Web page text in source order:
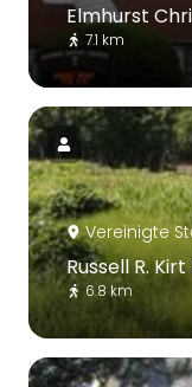
Elmhurst
7.1 km
Vereinigte
Russell R.
6.8 km